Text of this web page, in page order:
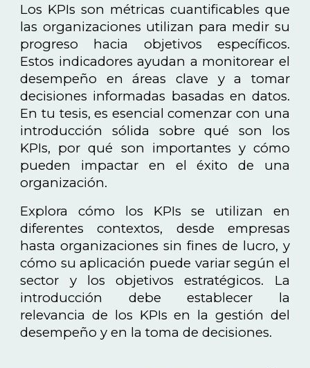
Los KPIs son métricas cuantificables que
las organizaciones utilizan para medir su
progreso hacia objetivos específicos.
Estos indicadores ayudan a monitorear el
desempeño en áreas clave y a tomar
decisiones informadas basadas en datos.
En tu tesis, es esencial comenzar con una
introducción sólida sobre qué son los
KPIs, por qué son importantes y cómo
pueden impactar en el éxito de una
organización.
Explora cómo los KPIs se utilizan en
diferentes contextos, desde empresas
hasta organizaciones sin fines de lucro, y
cómo su aplicación puede variar según el
sector y los objetivos estratégicos. La
introducción debe establecer la
relevancia de los KPIs en la gestión del
desempeño y en la toma de decisiones.